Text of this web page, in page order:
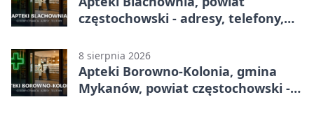
częstochowski - adresy, telefony,
8 sierpnia 2026
Apteki Borowno-Kolonia, gmina
Mykanów, powiat częstochowski -